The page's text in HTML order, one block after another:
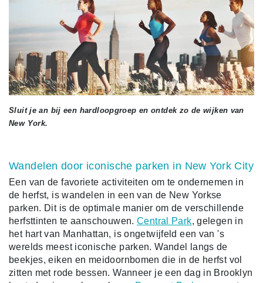
Sluit je an bij een hardloopgroep en ontdek zo de wijken van
New York.
Wandelen door iconische parken in New York City
Een van de favoriete activiteiten om te ondernemen in
de herfst, is wandelen in een van de New Yorkse
parken. Dit is de optimale manier om de verschillende
herfsttinten te aanschouwen.Central Park, gelegen in
het hart van Manhattan, is ongetwijfeld een van 's
werelds meest iconische parken. Wandel langs de
beekjes, eiken en meidoornbomen die in de herfst vol
zitten met rode bessen. Wanneer je een dag in Brooklyn